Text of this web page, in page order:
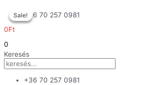
to
content
+36 70 257 0981
0Ft
0
Keresés
+36 70 257 0981
Sale!
Sale!
Sale!